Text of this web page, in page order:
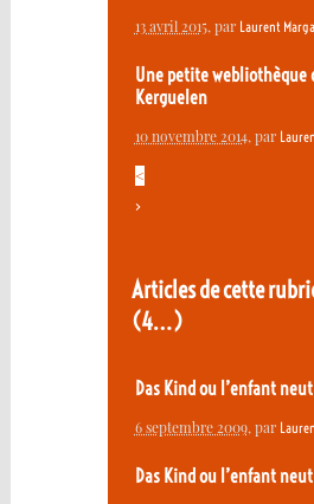
13 avril 2015, par Laurent
Une petite webliothèque
Kerguelen
10 novembre 2014, par
<
>
Articles de cette
(4…)
Das Kind ou l’enfant
6 septembre 2009, par
Das Kind ou l’enfant